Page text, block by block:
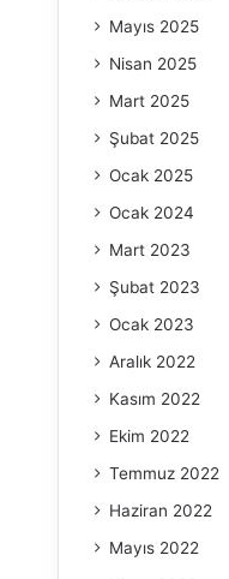
Mayıs 2025
Nisan 2025
Mart 2025
Şubat 2025
Ocak 2025
Ocak 2024
Mart 2023
Şubat 2023
Ocak 2023
Aralık 2022
Kasım 2022
Ekim 2022
Temmuz 2022
Haziran 2022
Mayıs 2022